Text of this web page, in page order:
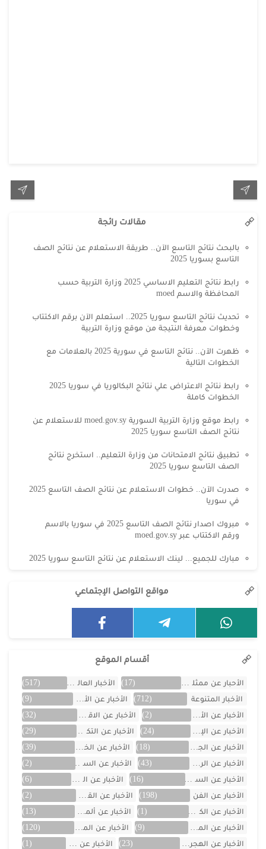
مقالات رائجة
بالبحث نتائج التاسع الآن.. طريقة الاستعلام عن نتائج الصف
التاسع بسوريا 2025
رابط نتائج التعليم الاساسي 2025 وزارة التربية حسب
المحافظة والاسم moed
تحديث نتائج التاسع سوريا 2025.. استعلم الآن برقم الاكتتاب
وخطوات معرفة النتيجة من موقع وزارة التربية
ظهرت الآن.. نتائج التاسع في سورية 2025 بالعلامات مع
الخطوات التالية
رابط نتائج الاعتراض علي نتائج البكالوريا في سوريا 2025
الخطوات كاملة
رابط موقع وزارة التربية السورية moed.gov.sy للاستعلام عن
نتائج الصف التاسع سوريا 2025
تطبيق نتائج الامتحانات من وزارة التعليم.. استخرج نتائج
الصف التاسع سوريا 2025
صدرت الآن.. خطوات الاستعلام عن نتائج الصف التاسع 2025
في سوريا
مبروك اصدار نتائج الصف التاسع 2025 في سوريا بالاسم
ورقم الاكتتاب عبر moed.gov.sy
مبارك للجميع... لينك الاستعلام عن نتائج التاسع سوريا 2025
مواقع التواصل الإجتماعي
أقسام الموقع
الأحبار عن ممثلين الخليج (17) الأخبار العالمية
(517)
الأخبار المتنوعة
(712) الأخبار عن الأردن
(9)
الأخبار عن الأفلام
(2) الأخبار عن الاقتصاد
(32)
الأخبار عن الإمارات
(24) الأخبار عن التكنولوجيا
(29)
الأخبار عن الجزائر
(18) الأخبار عن الخليج
(39)
الأخبار عن الرياضة
(43) الأخبار عن السعودية
(2)
الأخبار عن السيارات
(16) الأخبار عن العراق
(6)
الأخبار عن الفن
(198) الأخبار عن القصص
(2)
الأخبار عن الكويت
(1) الأخبار عن ألمانيا
(13)
الأخبار عن المسلسلات
(9) الأخبار عن المشاهير
(120)
الأخبار عن الهجرة والسفر
(23) الأخبار عن اليمن (1)